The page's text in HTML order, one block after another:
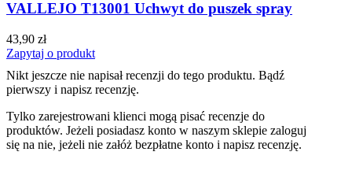
VALLEJO T13001 Uchwyt do puszek spray
43,90 zł
Zapytaj o produkt
Nikt jeszcze nie napisał recenzji do tego produktu. Bądź
pierwszy i napisz recenzję.
Tylko zarejestrowani klienci mogą pisać recenzje do
produktów. Jeżeli posiadasz konto w naszym sklepie zaloguj
się na nie, jeżeli nie załóż bezpłatne konto i napisz recenzję.